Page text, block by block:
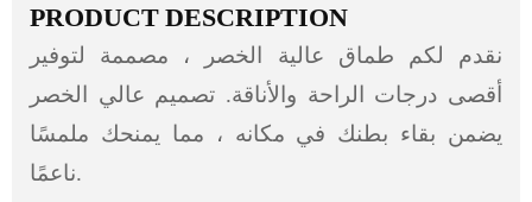
PRODUCT DESCRIPTION
نقدم لكم طماق عالية الخصر ، مصممة لتوفير
أقصى درجات الراحة والأناقة. تصميم عالي الخصر
يضمن بقاء بطنك في مكانه ، مما يمنحك ملمسًا
ناعمًا.